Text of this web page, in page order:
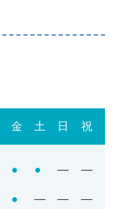
金 土 日 祝
● ● ― ―
● ― ― ―